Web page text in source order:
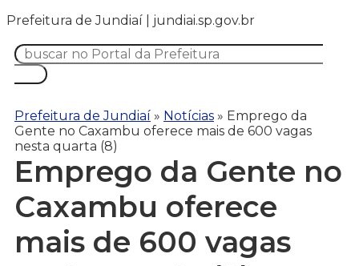
Prefeitura de Jundiaí | jundiai.sp.gov.br
Prefeitura de Jundiaí » Notícias » Emprego da
Gente no Caxambu oferece mais de 600 vagas
nesta quarta (8)
Emprego da Gente no
Caxambu oferece
mais de 600 vagas